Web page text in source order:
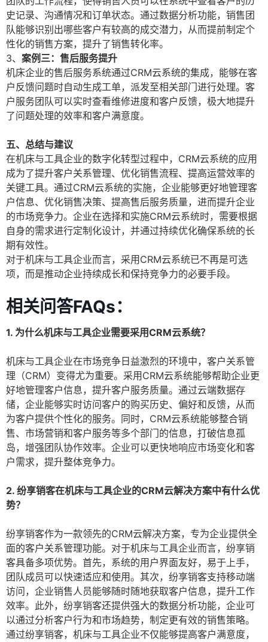
史记录、沟通情况和订单状态。通过数据分析功能，销售团
队能够识别出哪些客户有较高的成交潜力，从而提前制定个
性化的销售方案，提升了销售转化率。
3、 案例三：售后服务提升
机床企业的售后服务系统通过CRM云系统的集成，能够在客
户反馈问题时自动生成工单，派发至相关部门进行处理。客
户服务团队可以实时查看维修进度和客户反馈，极大地提升
了问题处理的效率和客户满意度。
五、总结与建议
在机床与工具企业的数字化转型过程中，CRM云系统的应用
成为了提升客户关系管理、优化销售流程、提高运营效率的
关键工具。通过CRM云系统的实施，企业能够更好地管理客
户信息、优化销售决策、提高售后服务质量，进而提升企业
的市场竞争力。企业在选择和实施CRM云系统时，需要根据
自身的需求进行定制化设计，并通过持续优化确保系统的长
期有效性。
对于机床与工具企业而言，采用CRM云系统已不再是可选
项，而是推动企业持续成长和保持竞争力的必要手段。
相关问答FAQs：
1. 为什么机床与工具企业需要采用CRM云系统？
机床与工具企业在市场竞争日益激烈的环境中，客户关系管
理（CRM）变得尤为重要。采用CRM云系统能够帮助企业更
好地管理客户信息，提升客户服务质量。通过云端数据存
储，企业能够实时访问客户的购买历史、偏好和反馈，从而
为客户提供个性化的服务。同时，CRM云系统能够整合销
售、市场营销和客户服务等多个部门的信息，打破信息孤
岛，增强团队协作效率。企业可以更快地响应市场变化和客
户需求，提升整体竞争力。
2. 纷享销客在机床与工具企业的CRM云解决方案中有什么优
势？
纷享销客作为一款领先的CRM云解决方案，专为企业提供全
面的客户关系管理功能。对于机床与工具企业而言，纷享销
客具备多项优势。首先，系统的用户界面友好，易于上手，
团队成员可以快速适应和使用。其次，纷享销客支持移动端
访问，企业销售人员能够随时随地获取客户信息，提升工作
效率。此外，纷享销客还提供强大的数据分析功能，企业可
以通过分析客户行为和市场趋势，制定更有效的销售策略。
通过纷享销客，机床与工具企业不仅能够提高客户满意度，